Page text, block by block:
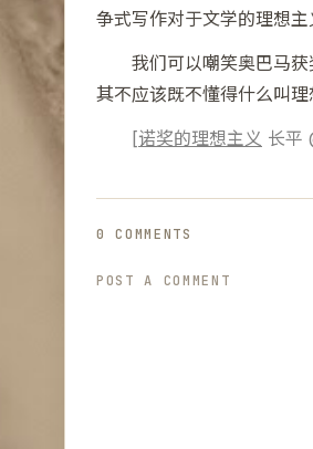
争式写作对于文学的理想主
我们可以嘲笑奥巴马
其不应该既不懂得什么叫理
[诺奖的理想主义 长平
0 COMMENTS
POST A COMMENT